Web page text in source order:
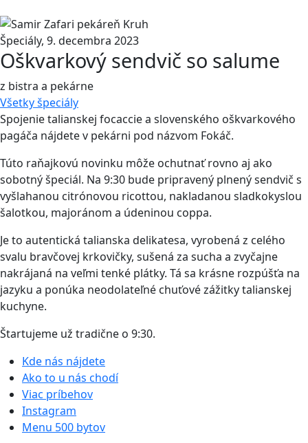
Špeciály, 9. decembra 2023
Oškvarkový sendvič so salume
z bistra a pekárne
Všetkyšpeciály
Spojenie talianskej focaccie a slovenského oškvarkového
pagáča nájdete v pekárni pod názvom Fokáč.
Túto raňajkovú novinku môže ochutnať rovno aj ako
sobotný špeciál. Na 9:30 bude pripravený plnený sendvič s
vyšlahanou citrónovou ricottou, nakladanou sladkokyslou
šalotkou, majoránom a údeninou coppa.
Je to autentická talianska delikatesa, vyrobená z celého
svalu bravčovej krkovičky, sušená za sucha a zvyčajne
nakrájaná na veľmi tenké plátky. Tá sa krásne rozpúšťa na
jazyku a ponúka neodolateľné chuťové zážitky talianskej
kuchyne.
Štartujeme už tradične o 9:30.
Kde nás nájdete
Ako to u nás chodí
Viac príbehov
Instagram
Menu 500 bytov